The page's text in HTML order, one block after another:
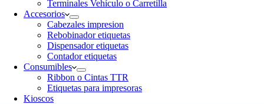
Terminales Vehículo o Carretilla
Accesorios
Cabezales impresion
Rebobinador etiquetas
Dispensador etiquetas
Contador etiquetas
Consumibles
Ribbon o Cintas TTR
Etiquetas para impresoras
Kioscos